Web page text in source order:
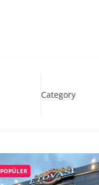
Category
POPÜLER